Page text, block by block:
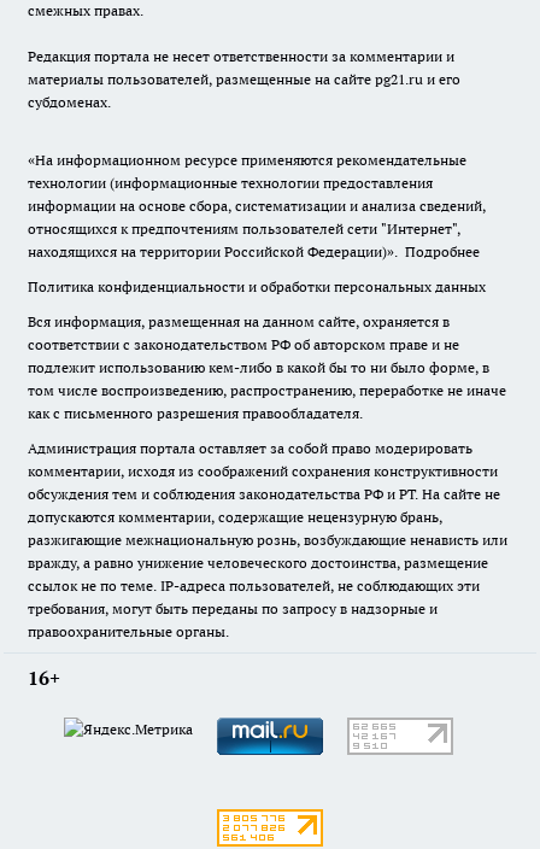
смежных правах.
Редакция портала не несет ответственности за комментарии и
материалы пользователей, размещенные на сайте pg21.ru и его
субдоменах.
«На информационном ресурсе применяются рекомендательные
технологии (информационные технологии предоставления
информации на основе сбора, систематизации и анализа сведений,
относящихся к предпочтениям пользователей сети "Интернет",
находящихся на территории Российской Федерации)». Подробнее
Политика конфиденциальности и обработки персональных данных
Вся информация, размещенная на данном сайте, охраняется в
соответствии с законодательством РФ об авторском праве и не
подлежит использованию кем-либо в какой бы то ни было форме, в
том числе воспроизведению, распространению, переработке не иначе
как с письменного разрешения правообладателя.
Администрация портала оставляет за собой право модерировать
комментарии, исходя из соображений сохранения конструктивности
обсуждения тем и соблюдения законодательства РФ и РТ. На сайте не
допускаются комментарии, содержащие нецензурную брань,
разжигающие межнациональную рознь, возбуждающие ненависть или
вражду, а равно унижение человеческого достоинства, размещение
ссылок не по теме. IP-адреса пользователей, не соблюдающих эти
требования, могут быть переданы по запросу в надзорные и
правоохранительные органы.
16+